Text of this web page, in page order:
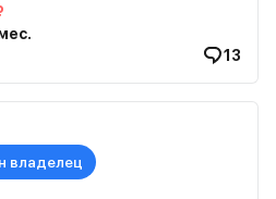
13
владелец